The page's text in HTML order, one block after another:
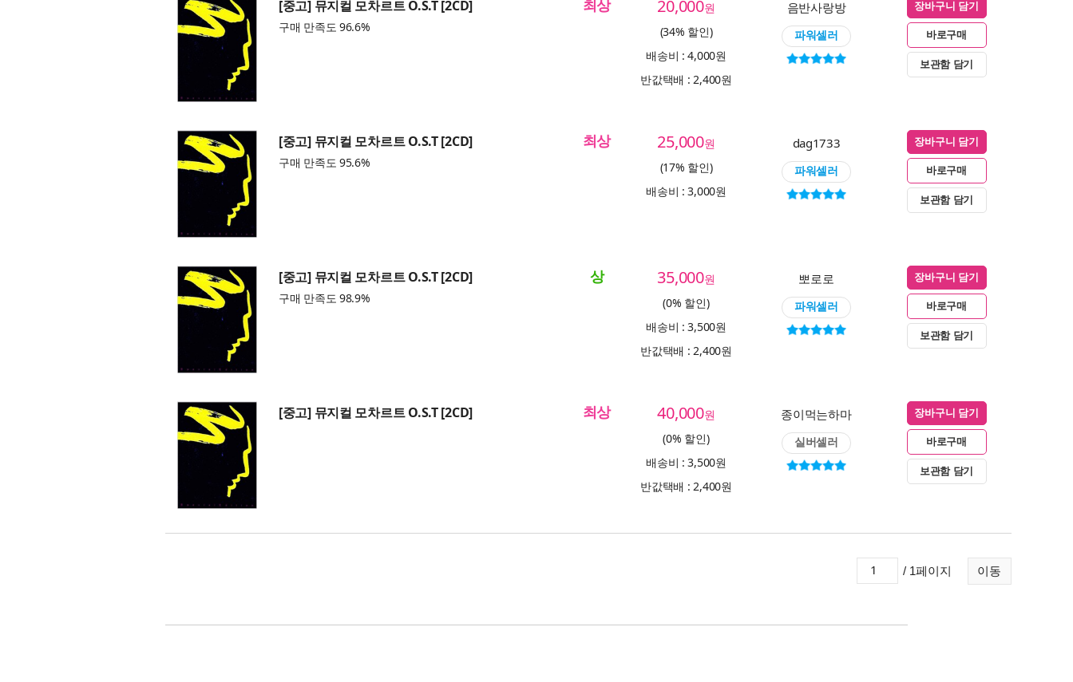
[중고] 뮤지컬 모차르트 O.S.T [2CD]
구매 만족도 96.6%
최상 20,000원
(34% 할인)
배송비 : 4,000원
반값택배 : 2,400원
음반사랑방
파워셀러
장바구니 담기
바로구매
보관함 담기
[중고] 뮤지컬 모차르트 O.S.T [2CD]
구매 만족도 95.6%
최상 25,000원
(17% 할인)
배송비 : 3,000원
dag1733
파워셀러
장바구니 담기
바로구매
보관함 담기
[중고] 뮤지컬 모차르트 O.S.T [2CD]
구매 만족도 98.9%
상 35,000원
(0% 할인)
배송비 : 3,500원
반값택배 : 2,400원
뽀로로
파워셀러
장바구니 담기
바로구매
보관함 담기
[중고] 뮤지컬 모차르트 O.S.T [2CD] 최상 40,000원
(0% 할인)
배송비 : 3,500원
반값택배 : 2,400원
종이먹는하마
실버셀러
장바구니 담기
바로구매
보관함 담기
이동
/ 1페이지